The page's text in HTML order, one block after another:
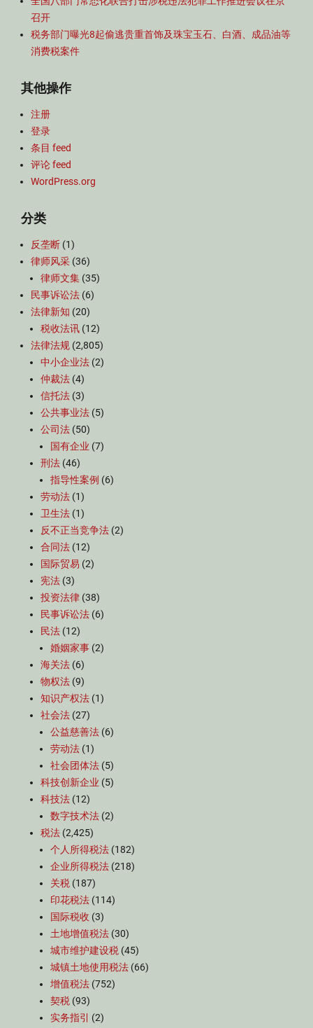
召开
税务部门曝光8起偷逃贵重首饰及珠宝玉石、白酒、成品油等
消费税案件
其他操作
注册
登录
条目 feed
评论 feed
WordPress.org
分类
反垄断 (1)
律师风采 (36)
律师文集 (35)
民事诉讼法 (6)
法律新知 (20)
税收法讯 (12)
法律法规 (2,805)
中小企业法 (2)
仲裁法 (4)
信托法 (3)
公共事业法 (5)
公司法 (50)
国有企业 (7)
刑法 (46)
指导性案例 (6)
劳动法 (1)
卫生法 (1)
反不正当竞争法 (2)
合同法 (12)
国际贸易 (2)
宪法 (3)
投资法律 (38)
民事诉讼法 (6)
民法 (12)
婚姻家事 (2)
海关法 (6)
物权法 (9)
知识产权法 (1)
社会法 (27)
公益慈善法 (6)
劳动法 (1)
社会团体法 (5)
科技创新企业 (5)
科技法 (12)
数字技术法 (2)
税法 (2,425)
个人所得税法 (182)
企业所得税法 (218)
关税 (187)
印花税法 (114)
国际税收 (3)
土地增值税法 (30)
城市维护建设税 (45)
城镇土地使用税法 (66)
增值税法 (752)
契税 (93)
实务指引
(2)